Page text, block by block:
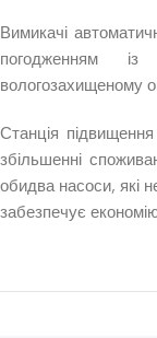
Вимикачі
погодженням
вологозахищеному
Станція
збільшенні
обидва насоси, які
забезпечує економію